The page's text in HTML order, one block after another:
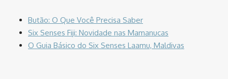
Butão: O Que Você Precisa Saber
Six Senses Fiji: Novidade nas Mamanucas
O Guia Básico do Six Senses Laamu, Maldivas